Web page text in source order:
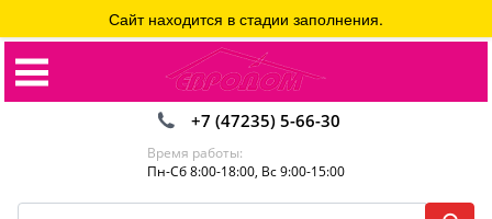
+7 (47235) 5-66-30
Время работы:
Пн-Сб 8:00-18:00, Вс 9:00-15:00
Сайт находится в стадии заполнения.